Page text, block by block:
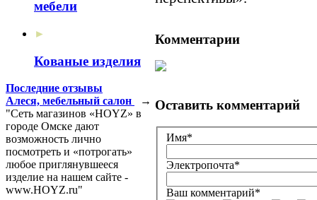
мебели
►
Кованые изделия
Последние отзывы
Алеся, мебельный салон
→
"Сеть магазинов «HOYZ» в
городе Омске дают
возможность лично
посмотреть и «потрогать»
любое приглянувшееся
изделие на нашем сайте -
www.HOYZ.ru"
Комментарии
Оставить комментарий
Имя*
Электропочта*
Ваш комментарий*